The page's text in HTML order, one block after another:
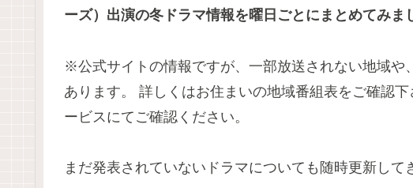
ーズ） 出演の冬ドラマ情報を曜日ごとにまとめてみま
※公式サイトの情報ですが、一部放送されない地域や
あります。 詳しくはお住まいの地域番組表をご確認
ービスにてご確認ください。
まだ発表されていないドラマについても随時更新して